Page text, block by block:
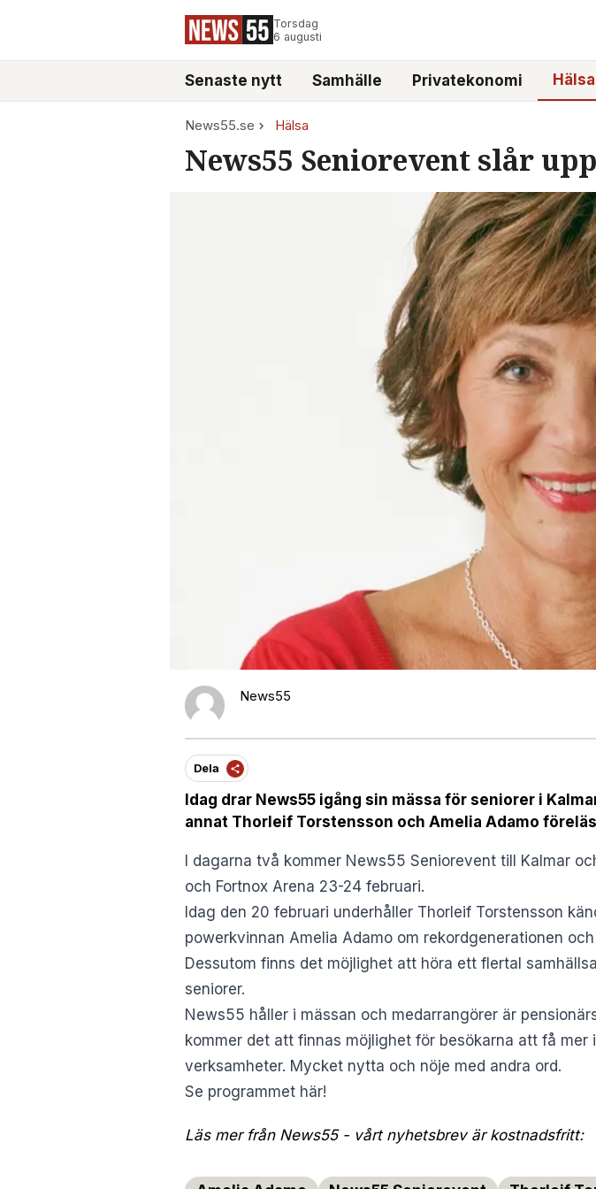
Torsdag
6 augusti
Senaste nytt Samhälle Privatekonomi Hälsa
News55.se Hälsa
News55 Seniorevent slår
News55
Dela
Idag drar News55 igång sin mässa för seniorer i
annat Thorleif Torstensson och Amelia Adamo
I dagarna två kommer News55 Seniorevent till Kalmar
och Fortnox Arena 23-24 februari.
Idag den 20 februari underhåller Thorleif Torstensson
powerkvinnan Amelia Adamo om rekordgenerationen
Dessutom finns det möjlighet att höra ett flertal
seniorer.
News55 håller i mässan och medarrangörer är
kommer det att finnas möjlighet för besökarna att få
verksamheter. Mycket nytta och nöje med andra ord.
Se programmet här!
Läs mer från News55 - vårt nyhetsbrev är kostnadsfritt: